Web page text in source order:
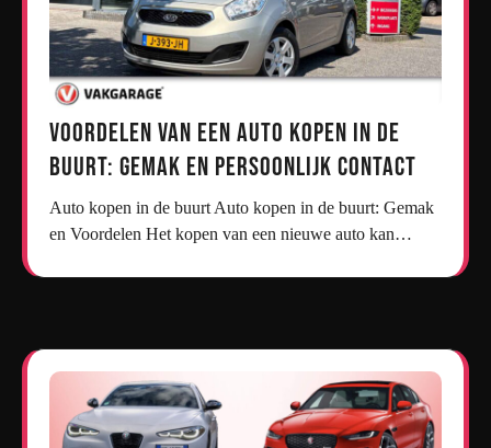
Voordelen van een Auto Kopen in de
Buurt: Gemak en Persoonlijk Contact
Auto kopen in de buurt Auto kopen in de buurt: Gemak
en Voordelen Het kopen van een nieuwe auto kan…